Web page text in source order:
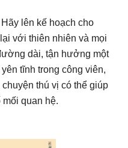
lên kế hoạch cho
với thiên nhiên và mọi
dài, tận hưởng một
tĩnh trong công viên,
thú vị có thể giúp
mối quan hệ.